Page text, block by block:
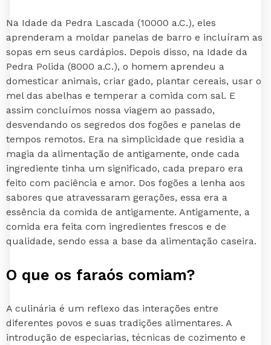
Na Idade da Pedra Lascada (10000 a.C.), eles
aprenderam a moldar panelas de barro e incluíram as
sopas em seus cardápios. Depois disso, na Idade da
Pedra Polida (8000 a.C.), o homem aprendeu a
domesticar animais, criar gado, plantar cereais, usar o
mel das abelhas e temperar a comida com sal. E
assim concluímos nossa viagem ao passado,
desvendando os segredos dos fogões e panelas de
tempos remotos. Era na simplicidade que residia a
magia da alimentação de antigamente, onde cada
ingrediente tinha um significado, cada preparo era
feito com paciência e amor. Dos fogões a lenha aos
sabores que atravessaram gerações, essa era a
essência da comida de antigamente. Antigamente, a
comida era feita com ingredientes frescos e de
qualidade, sendo essa a base da alimentação caseira.
O que os faraós comiam?
A culinária é um reflexo das interações entre
diferentes povos e suas tradições alimentares. A
introdução de especiarias, técnicas de cozimento e